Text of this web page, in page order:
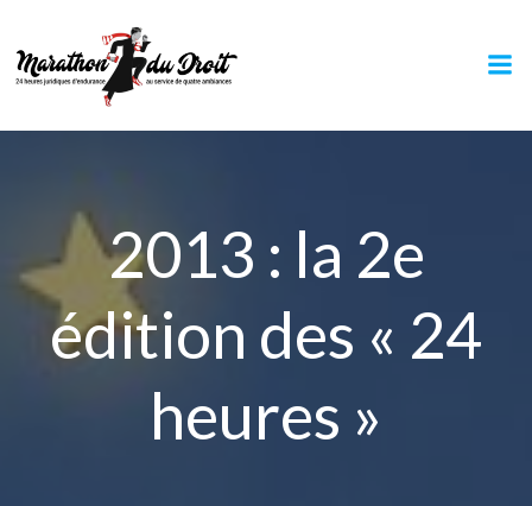
2013 : la 2e
édition des « 24
heures »